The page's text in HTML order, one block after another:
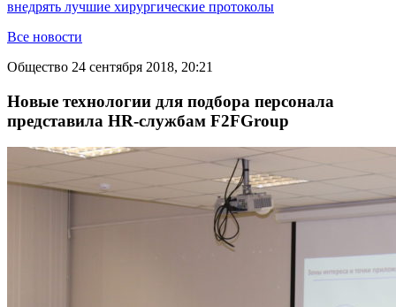
внедрять лучшие хирургические протоколы
Все новости
Общество 24 сентября 2018, 20:21
Новые технологии для подбора персонала
представила HR-службам F2FGroup